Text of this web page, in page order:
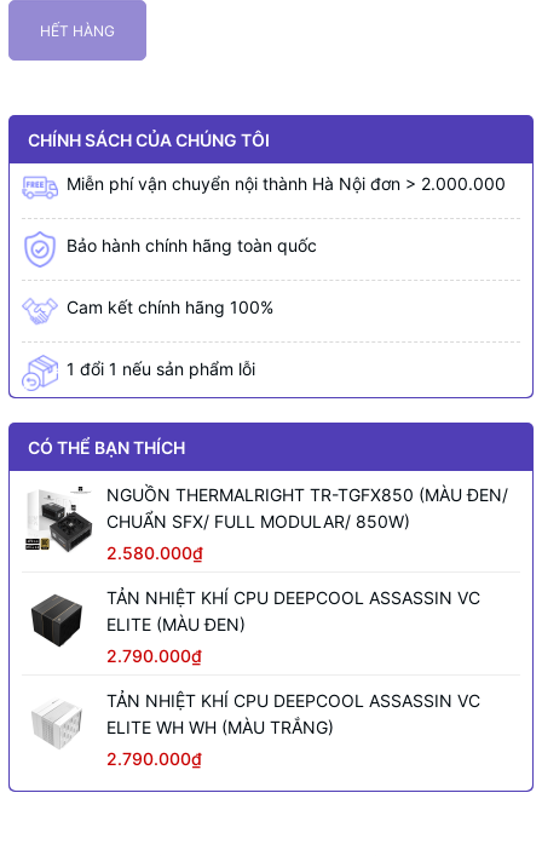
HẾT HÀNG
CHÍNH SÁCH CỦA CHÚNG TÔI
Miễn phí vận chuyển nội thành Hà Nội đơn > 2.000.000
Bảo hành chính hãng toàn quốc
Cam kết chính hãng 100%
1 đổi 1 nếu sản phẩm lỗi
CÓ THỂ BẠN THÍCH
NGUỒN THERMALRIGHT TR-TGFX850 (MÀU ĐEN/
CHUẨN SFX/ FULL MODULAR/ 850W)
2.580.000₫
TẢN NHIỆT KHÍ CPU DEEPCOOL ASSASSIN VC
ELITE (MÀU ĐEN)
2.790.000₫
TẢN NHIỆT KHÍ CPU DEEPCOOL ASSASSIN VC
ELITE WH WH (MÀU TRẮNG)
2.790.000₫